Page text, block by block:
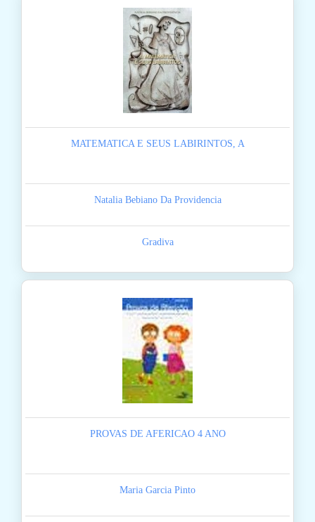
MATEMATICA E SEUS LABIRINTOS, A
Natalia Bebiano Da Providencia
Gradiva
PROVAS DE AFERICAO 4 ANO
Maria Garcia Pinto